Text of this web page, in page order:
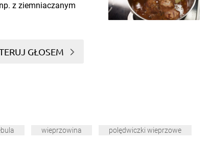
z ziemniaczanym
GŁOSEM
wieprzowina polędwiczki wieprzowe